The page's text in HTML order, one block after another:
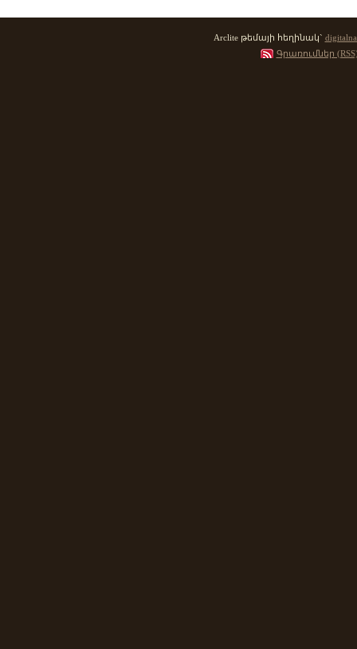
Arclite թեմայի հեղինակ`
Գրառումներ